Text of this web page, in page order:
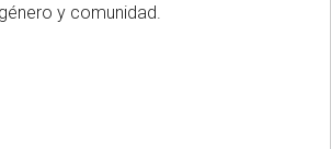
y comunidad.